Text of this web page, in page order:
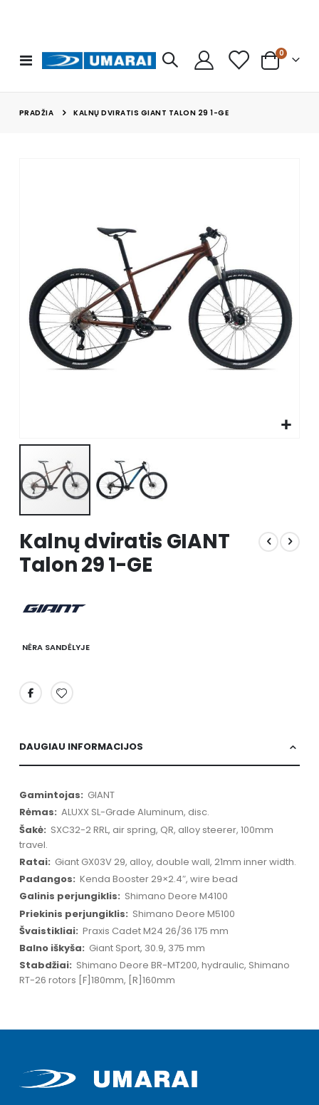
Toggle
Nav
Cart
0prekės
PRADŽIA KALNŲ DVIRATIS GIANT TALON 29 1-GE
to
the
beginning
images
Kalnų dviratis GIANT
Talon 29 1-GE
NĖRA SANDĖLYJE
DAUGIAU INFORMACIJOS
Daugiau
informacijos
GIANT
ALUXX SL-Grade Aluminum, disc.
SXC32-2 RRL, air spring, QR, alloy steerer, 100mm
travel.
Giant GX03V 29, alloy, double wall, 21mm inner width.
Kenda Booster 29×2.4″, wire bead
Shimano Deore M4100
Shimano Deore M5100
Praxis Cadet M24 26/36 175 mm
Giant Sport, 30.9, 375 mm
Shimano Deore BR-MT200, hydraulic, Shimano
RT-26 rotors [F]180mm, [R]160mm